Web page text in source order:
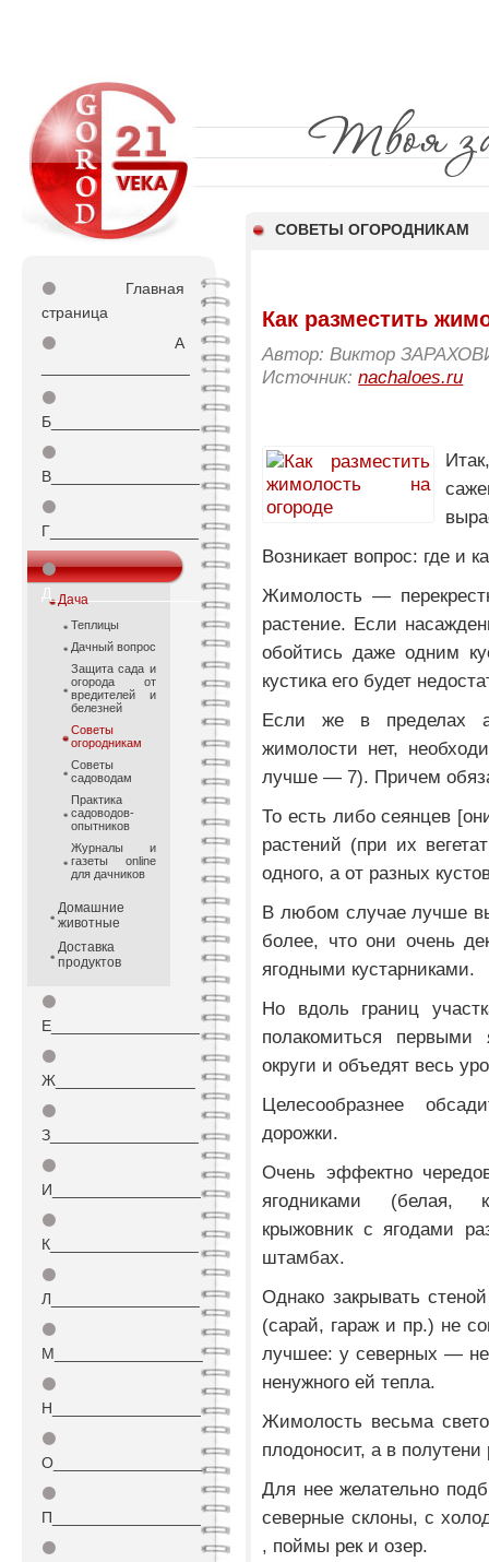
СОВЕТЫ ОГОРОДНИКАМ
⚫
Главная
страница
⚫
А
⚫
Б_________________
⚫
В_________________
⚫
Г_________________
⚫
Д_________________
Дача
Теплицы
Дачный вопрос
Защита сада и
огорода от
вредителей и
белезней
Советы
огородникам
Советы
садоводам
Практика
садоводов-
опытников
Журналы и
газеты online
для дачников
Домашние
животные
Доставка
продуктов
⚫
Е_________________
⚫
Ж________________
⚫
З_________________
⚫
И_________________
⚫
К_________________
⚫
Л_________________
⚫
М_________________
⚫
Н_________________
⚫
О_________________
⚫
П_________________
⚫
Как разместить
Автор: Виктор
Источник:nachaloes.ru
Возникает вопрос: где и
Жимолость —
растение. Если
обойтись даже одним
кустика его будет
Если же в пределах
жимолости нет,
лучше — 7). Причем
То есть либо сеянцев
растений (при их
одного, а от разных
В любом случае лучше
более, что они очень
ягодными кустарниками.
Но вдоль границ
полакомиться первыми
округи и объедят весь
Целесообразнее
дорожки.
Очень эффектно
ягодниками (белая,
крыжовник с ягодами
штамбах.
Однако закрывать
(сарай, гараж и пр.) не
лучшее: у северных —
ненужного ей тепла.
Жимолость весьма
плодоносит, а в
Для нее желательно
северные склоны, с
, поймы рек и озер.